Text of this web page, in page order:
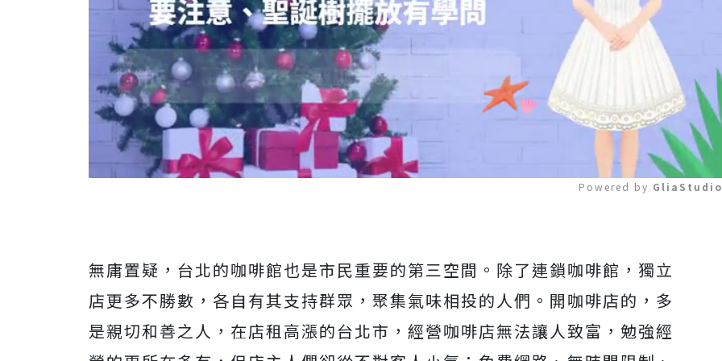
Powered by
無庸置疑，台北的咖啡館也是市民重要的第三空間。除了連鎖咖啡館，獨立
店更多不勝數，各自有其支持群眾，聚集氣味相投的人們。開咖啡店的，多
是親切和善之人，在店租高漲的台北市，經營咖啡店無法讓人致富，勉強經